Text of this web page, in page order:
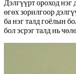
Дэлгүүрт ороход нэг
өгөх зорилгоор
ба нэг талд гоёлын
бол эсрэг талд нь